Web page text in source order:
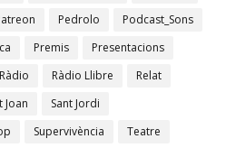
Pedrolo
Podcast_Sons
Premis
Presentacions
Ràdio Ràdio Llibre
Relat
Joan
Sant Jordi
Supervivència
Teatre